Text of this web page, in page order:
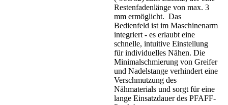
Restenfadenlänge von max. 3
mm ermöglicht. Das
Bedienfeld ist im Maschinenarm
integriert - es erlaubt eine
schnelle, intuitive Einstellung
für individuelles Nähen. Die
Minimalschmierung von Greifer
und Nadelstange verhindert eine
Verschmutzung des
Nähmaterials und sorgt für eine
lange Einsatzdauer des PFAFF-